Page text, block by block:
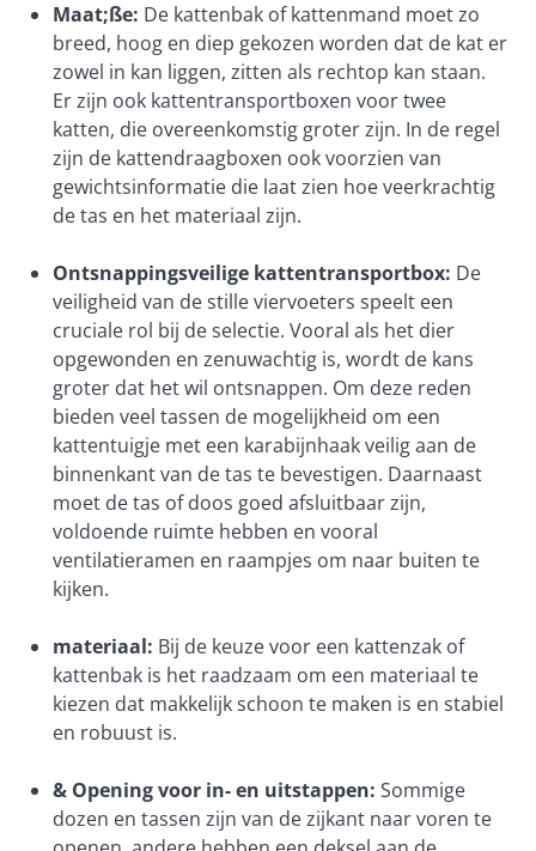
Maat;ße: De kattenbak of kattenmand moet zo
breed, hoog en diep gekozen worden dat de kat er
zowel in kan liggen, zitten als rechtop kan staan.
Er zijn ook kattentransportboxen voor twee
katten, die overeenkomstig groter zijn. In de regel
zijn de kattendraagboxen ook voorzien van
gewichtsinformatie die laat zien hoe veerkrachtig
de tas en het materiaal zijn.
Ontsnappingsveilige kattentransportbox: De
veiligheid van de stille viervoeters speelt een
cruciale rol bij de selectie. Vooral als het dier
opgewonden en zenuwachtig is, wordt de kans
groter dat het wil ontsnappen. Om deze reden
bieden veel tassen de mogelijkheid om een
kattentuigje met een karabijnhaak veilig aan de
binnenkant van de tas te bevestigen. Daarnaast
moet de tas of doos goed afsluitbaar zijn,
voldoende ruimte hebben en vooral
ventilatieramen en raampjes om naar buiten te
kijken.
materiaal: Bij de keuze voor een kattenzak of
kattenbak is het raadzaam om een materiaal te
kiezen dat makkelijk schoon te maken is en stabiel
en robuust is.
& Opening voor in- en uitstappen: Sommige
dozen en tassen zijn van de zijkant naar voren te